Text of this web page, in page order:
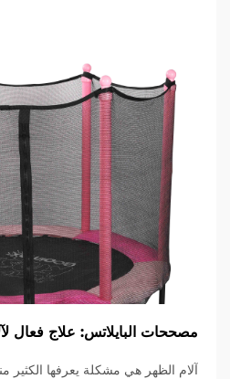
مصححات البايلاتس: علاج فعال
آلام الظهر هي مشكلة يعرفها الكثير